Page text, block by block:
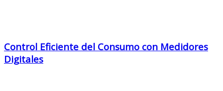
Control Eficiente del Consumo con Medidores
Digitales